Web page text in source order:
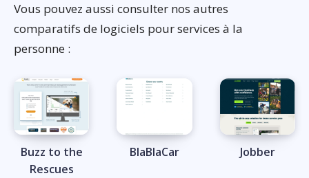
Vous pouvez aussi consulter nos autres
comparatifs de logiciels pour services à la
personne :
Buzz to the
Rescues
BlaBlaCar Jobber